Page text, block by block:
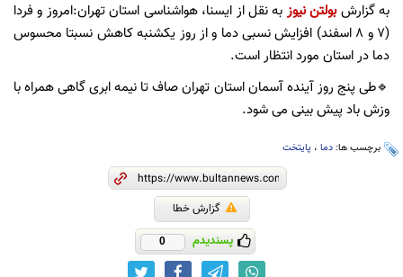
به گزارشبولتن نیوز به نقل از ایسنا، هواشناسی استان تهران:امروز و فردا
(۷ و ۸ اسفند) افزایش نسبی دما و از روز یکشنبه کاهش نسبتا محسوس
دما در استان مورد انتظار است.
🔹️طی پنج روز آینده آسمان استان تهران صاف تا نیمه ابری گاهی همراه با
وزش باد پیش بینی می شود.
برچسب ها: دما ، پایتخت
گزارش خطا
پسندیدم 0